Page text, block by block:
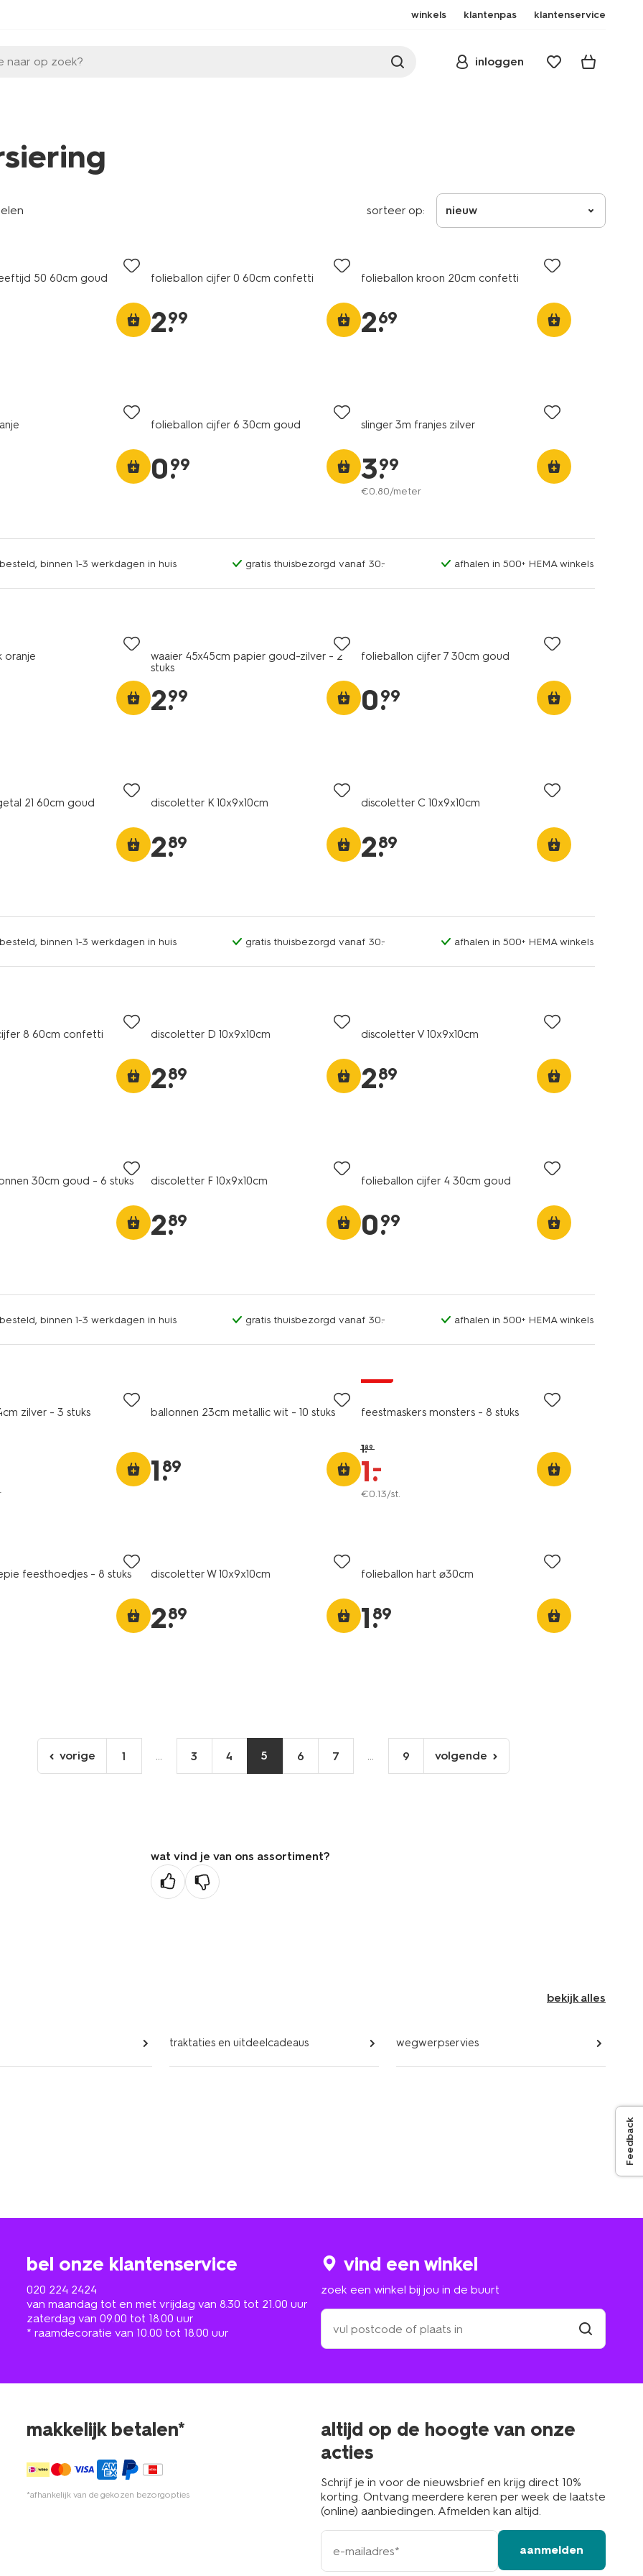
winkels klantenpas klantenservice
naar op zoek? inloggen
sorteer op: nieuw
50 60cm goud folieballon cijfer 0 60cm confetti
2.
99
folieballon kroon 20cm confetti
2.
69
folieballon cijfer 6 30cm goud
0.
99
slinger 3m franjes zilver
3.
99
€0.80/meter
binnen 1-3 werkdagen in huis gratis thuisbezorgd vanaf 30.- afhalen in 500+ HEMA winkels
oranje
waaier 45x45cm papier goud-zilver - 2
stuks
2.
99
folieballon cijfer 7 30cm goud
0.
99
21 60cm goud discoletter K 10x9x10cm
2.
89
discoletter C 10x9x10cm
2.
89
binnen 1-3 werkdagen in huis gratis thuisbezorgd vanaf 30.- afhalen in 500+ HEMA winkels
8 60cm confetti discoletter D 10x9x10cm
2.
89
discoletter V 10x9x10cm
2.
89
30cm goud - 6 stuks discoletter F 10x9x10cm
2.
89
folieballon cijfer 4 30cm goud
0.
99
binnen 1-3 werkdagen in huis gratis thuisbezorgd vanaf 30.- afhalen in 500+ HEMA winkels
zilver - 3 stuks ballonnen 23cm metallic wit - 10 stuks
1.
89
feestmaskers monsters - 8 stuks
1.89
1.
–
€0.13/st.
feesthoedjes - 8 stuks discoletter W 10x9x10cm
2.
89
folieballon hart ⌀30cm
1.
89
ga
naar
vorige 1 ... 3 4 5 6 7 ... 9
volgende
pagina
volgende
wat vind je van ons assortiment?
Feedback
bekijk alles
traktaties en uitdeelcadeaus wegwerpservies
bel onze klantenservice
020 224 2424
van maandag tot en met vrijdag van 8.30 tot 21.00 uur
zaterdag van 09.00 tot 18.00 uur
* raamdecoratie van 10.00 tot 18.00 uur
vind een winkel
zoek een winkel bij jou in de buurt
zoek
een
winkel
in
makkelijk betalen*
*afhankelijk van de gekozen bezorgopties
altijd op de hoogte van onze
acties
Schrijf je in voor de nieuwsbrief en krijg direct 10%
korting. Ontvang meerdere keren per week de laatste
(online) aanbiedingen. Afmelden kan altijd.
e-
mailadres
aanmelden